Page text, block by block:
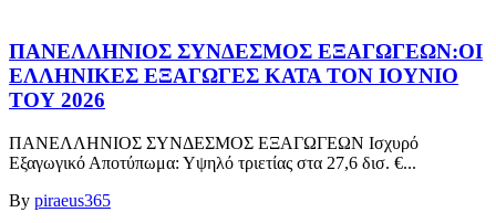
ΠΑΝΕΛΛΗΝΙΟΣ ΣΥΝΔΕΣΜΟΣ ΕΞΑΓΩΓΕΩΝ:ΟΙ
ΕΛΛΗΝΙΚΕΣ ΕΞΑΓΩΓΕΣ ΚΑΤΑ ΤΟΝ ΙΟΥΝΙΟ
ΤΟΥ 2026
ΠΑΝΕΛΛΗΝΙΟΣ ΣΥΝΔΕΣΜΟΣ ΕΞΑΓΩΓΕΩΝ Ισχυρό
Εξαγωγικό Αποτύπωμα: Υψηλό τριετίας στα 27,6 δισ. €...
By piraeus365